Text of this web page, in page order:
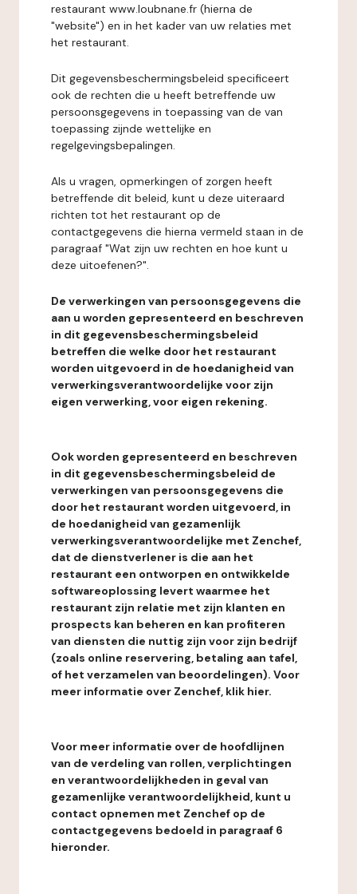
restaurant www.loubnane.fr (hierna de
"website") en in het kader van uw relaties met
het restaurant.
Dit gegevensbeschermingsbeleid specificeert
ook de rechten die u heeft betreffende uw
persoonsgegevens in toepassing van de van
toepassing zijnde wettelijke en
regelgevingsbepalingen.
Als u vragen, opmerkingen of zorgen heeft
betreffende dit beleid, kunt u deze uiteraard
richten tot het restaurant op de
contactgegevens die hierna vermeld staan in de
paragraaf "Wat zijn uw rechten en hoe kunt u
deze uitoefenen?".
De verwerkingen van persoonsgegevens die
aan u worden gepresenteerd en beschreven
in dit gegevensbeschermingsbeleid
betreffen die welke door het restaurant
worden uitgevoerd in de hoedanigheid van
verwerkingsverantwoordelijke voor zijn
eigen verwerking, voor eigen rekening.
Ook worden gepresenteerd en beschreven
in dit gegevensbeschermingsbeleid de
verwerkingen van persoonsgegevens die
door het restaurant worden uitgevoerd, in
de hoedanigheid van gezamenlijk
verwerkingsverantwoordelijke met Zenchef,
dat de dienstverlener is die aan het
restaurant een ontworpen en ontwikkelde
softwareoplossing levert waarmee het
restaurant zijn relatie met zijn klanten en
prospects kan beheren en kan profiteren
van diensten die nuttig zijn voor zijn bedrijf
(zoals online reservering, betaling aan tafel,
of het verzamelen van beoordelingen). Voor
meer informatie over Zenchef, klik hier.
Voor meer informatie over de hoofdlijnen
van de verdeling van rollen, verplichtingen
en verantwoordelijkheden in geval van
gezamenlijke verantwoordelijkheid, kunt u
contact opnemen met Zenchef op de
contactgegevens bedoeld in paragraaf 6
hieronder.